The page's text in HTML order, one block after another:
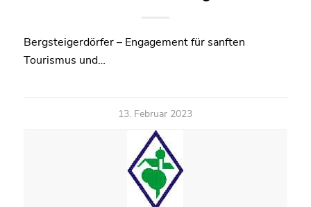
Bergsteigerdörfer – Engagement für sanften
Tourismus und…
13. Februar 2023